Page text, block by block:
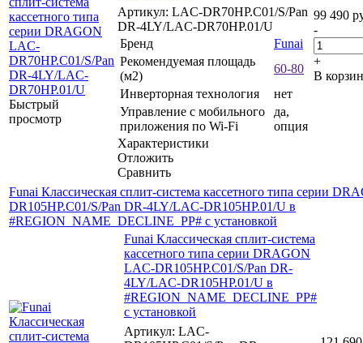
Быстрый
просмотр
Артикул: LAC-DR70HP.C01/S/Pan
DR-4LY/LAC-DR70HP.01/U
Бренд
Funai
Рекомендуемая площадь
(м2)
60-80
Инверторная технология
нет
Управление c мобильного
приложения по Wi-Fi
да,
опция
Характеристики
Отложить
Сравнить
99 490
-
+
В
Funai Классическая сплит-система кассетного типа серии
DR105HP.C01/S/Pan DR-4LY/LAC-DR105HP.01/U в
#REGION_NAME_DECLINE_PP# с установкой
Funai Классическая сплит-система
кассетного типа серии DRAGON
LAC-DR105HP.C01/S/Pan DR-
4LY/LAC-DR105HP.01/U в
#REGION_NAME_DECLINE_PP#
с установкой
Артикул: LAC-